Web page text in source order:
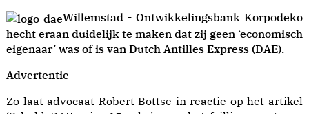
Willemstad - Ontwikkelingsbank Korpodeko
hecht eraan duidelijk te maken dat zij geen ‘economisch
eigenaar’ was of is van Dutch Antilles Express (DAE).
Advertentie
Zo laat advocaat Robert Bottse in reactie op het artikel